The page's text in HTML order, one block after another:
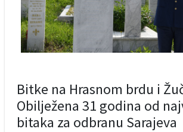
Bitke na Hrasnom brdu i
Obilježena 31 godina od
bitaka za odbranu Sarajeva